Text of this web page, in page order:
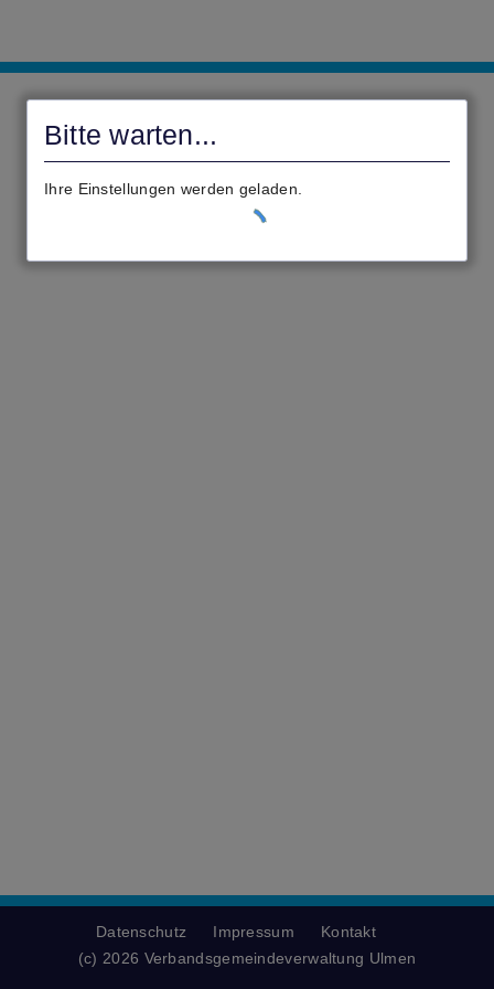
Bitte warten...
Ihre Einstellungen werden geladen.
Datenschutz Impressum
Kontakt
(c) 2026 Verbandsgemeindeverwaltung Ulmen